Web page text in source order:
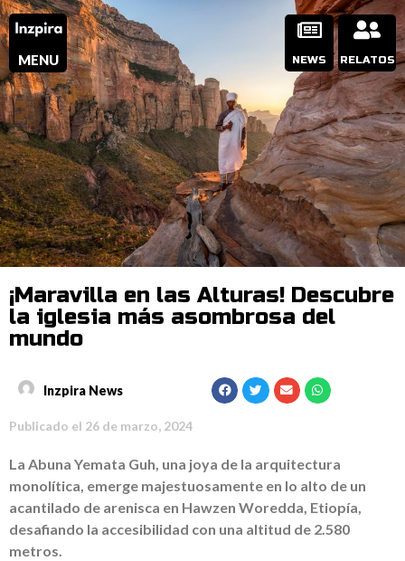
MENU NEWS RELATOS
¡Maravilla en las Alturas! Descubre
la iglesia más asombrosa del
mundo
Inzpira News
Publicado el 26 de marzo, 2024
La Abuna Yemata Guh, una joya de la arquitectura
monolítica, emerge majestuosamente en lo alto de un
acantilado de arenisca en Hawzen Woredda, Etiopía,
desafiando la accesibilidad con una altitud de 2.580
metros.